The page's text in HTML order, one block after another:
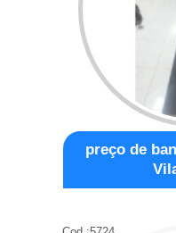
preço de